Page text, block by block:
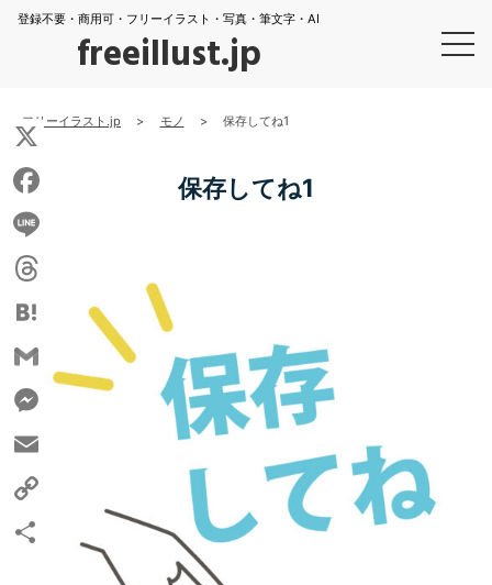
登録不要・商用可・フリーイラスト・写真・筆文字・AI
freeillust.jp
フリーイラスト.jp > モノ > 保存してね1
保存してね1
X
Facebook
Line
Threads
Hatena
Gmail
Messenger
Email
Copy